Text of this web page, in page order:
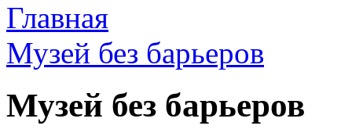
Главная
Музей без барьеров
Музей без барьеров